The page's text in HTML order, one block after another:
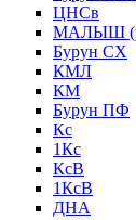
ЦНСв
МАЛЫШ
Бурун СХ
КМЛ
КМ
Бурун ПФ
Кс
1Кс
КсВ
1КсВ
ДНА